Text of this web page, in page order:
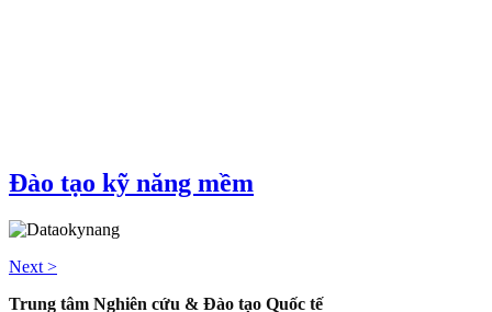
Chương trình đào tạo chuyên sâu dầu khí được sự hỗ trợ của
Đại học mỏ địa chất Hà Nội, Đại học Bách khoa Hà Nội, Đại học
Đào tạo kỹ năng mềm
Next >
Trung tâm Nghiên cứu & Đào tạo Quốc tế